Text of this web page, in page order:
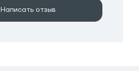
Написать отзыв